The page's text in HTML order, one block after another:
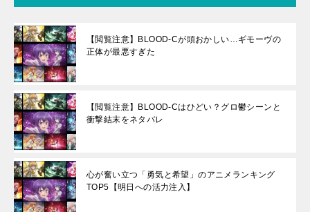
【閲覧注意】BLOOD-Cが頭おかしい…ギモーヴの
正体が最悪すぎた
【閲覧注意】BLOOD-Cはひどい？グロ鬱シーンと
衝撃結末をネタバレ
心が奮い立つ「勇気と希望」のアニメランキング
TOP5【明日への活力注入】